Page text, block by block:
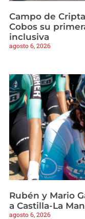
Campo de
Cobos su
inclusiva
agosto 6, 2026
Rubén y Mario
a Castilla-La
agosto 6, 2026